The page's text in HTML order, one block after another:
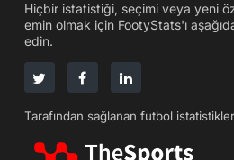
Hiçbir istatistiği, seçimi veya yeni
emin olmak için FootyStats'ı
edin.
Tarafından sağlanan futbol